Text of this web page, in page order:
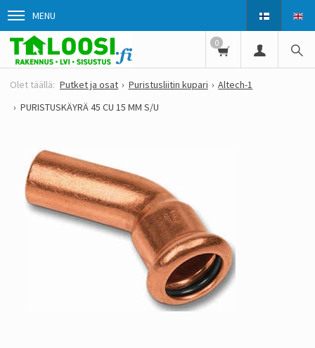
MENU
0
Putket ja osat Puristusliitin kupari
Altech-1
PURISTUSKÄYRÄ 45 CU 15 MM S/U